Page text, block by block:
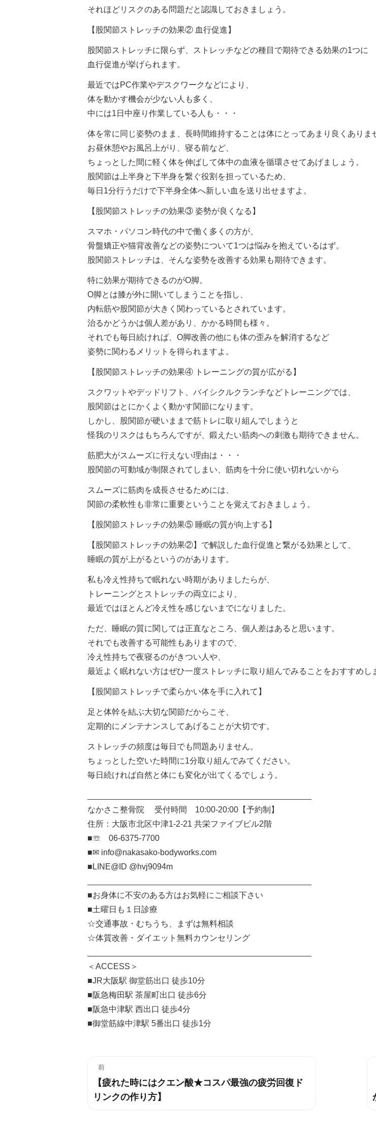
それほどリスクのある問題だと認識しておきましょう。
【股関節ストレッチの効果② 血行促進】
股関節ストレッチに限らず、ストレッチなどの種目で期待できる効果の1つに
血行促進が挙げられます。
最近ではPC作業やデスクワークなどにより、
体を動かす機会が少ない人も多く、
中には1日中座り作業している人も・・・
体を常に同じ姿勢のまま、長時間維持することは体にとってあまり良くありま
お昼休憩やお風呂上がり、寝る前など、
ちょっとした間に軽く体を伸ばして体中の血液を循環させてあげましょう。
股関節は上半身と下半身を繋ぐ役割を担っているため、
毎日1分行うだけで下半身全体へ新しい血を送り出せますよ。
【股関節ストレッチの効果③ 姿勢が良くなる】
スマホ・パソコン時代の中で働く多くの方が、
骨盤矯正や猫背改善などの姿勢について1つは悩みを抱えているはず。
股関節ストレッチは、そんな姿勢を改善する効果も期待できます。
特に効果が期待できるのがO脚。
O脚とは膝が外に開いてしまうことを指し、
内転筋や股関節が大きく関わっているとされています。
治るかどうかは個人差があリ、かかる時間も様々。
それでも毎日続ければ、O脚改善の他にも体の歪みを解消するなど
姿勢に関わるメリットを得られますよ。
【股関節ストレッチの効果④ トレーニングの質が広がる】
スクワットやデッドリフト、バイシクルクランチなどトレーニングでは、
股関節はとにかくよく動かす関節になります。
しかし、股関節が硬いままで筋トレに取り組んでしまうと
怪我のリスクはもちろんですが、鍛えたい筋肉への刺激も期待できません。
筋肥大がスムーズに行えない理由は・・・
股関節の可動域が制限されてしまい、筋肉を十分に使い切れないから
スムーズに筋肉を成長させるためには、
関節の柔軟性も非常に重要ということを覚えておきましょう。
【股関節ストレッチの効果⑤ 睡眠の質が向上する】
【股関節ストレッチの効果②】で解説した血行促進と繋がる効果として、
睡眠の質が上がるというのがあります。
私も冷え性持ちで眠れない時期がありましたらが、
トレーニングとストレッチの両立により、
最近ではほとんど冷え性を感じないまでになりました。
ただ、睡眠の質に関しては正直なところ、個人差はあると思います。
それでも改善する可能性もありますので、
冷え性持ちで夜寝るのがきつい人や、
最近よく眠れない方はぜひ一度ストレッチに取り組んでみることをおすすめし
【股関節ストレッチで柔らかい体を手に入れて】
足と体幹を結ぶ大切な関節だからこそ、
定期的にメンテナンスしてあげることが大切です。
ストレッチの頻度は毎日でも問題ありません。
ちょっとした空いた時間に1分取り組んでみてください。
毎日続ければ自然と体にも変化が出てくるでしょう。
なかさこ整骨院 受付時間 10:00-20:00【予約制】
住所：大阪市北区中津1-2-21 共栄ファイブビル2階
■☏ 06-6375-7700
■✉︎ info@nakasako-bodyworks.com
■LINE@ID @hvj9094m
■お身体に不安のある方はお気軽にご相談下さい
■土曜日も１日診療
☆交通事故・むちうち、まずは無料相談
☆体質改善・ダイエット無料カウンセリング
＜ACCESS＞
■JR大阪駅 御堂筋出口 徒歩10分
■阪急梅田駅 茶屋町出口 徒歩6分
■阪急中津駅 西出口 徒歩4分
■御堂筋線中津駅 5番出口 徒歩1分
前
過
去
【疲れた時にはクエン酸★コスパ最強の疲労回復ド
リンクの作り方】